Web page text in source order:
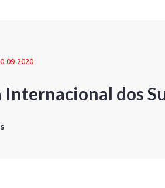
09-2020
Internacional dos